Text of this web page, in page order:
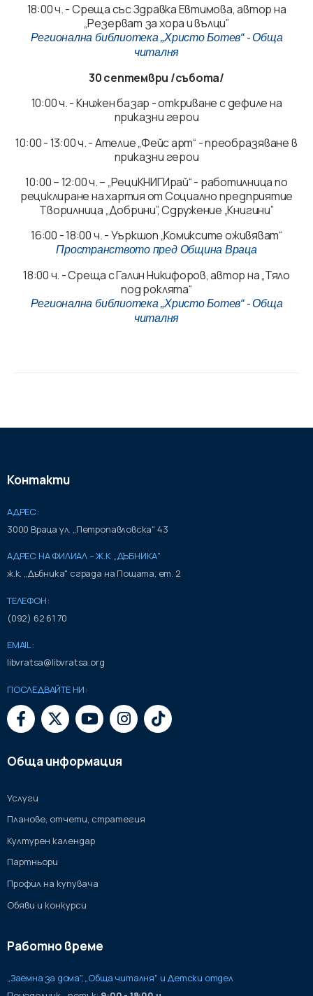
18:00 ч. - Среща със Здравка Евтимова, автор на
„Резерват за хора и вълци”
Регионална библиотека „Христо Ботев“ - Обща
читалня
30 септември /събота/
10:00 ч. - Книжен базар - откриване с дефиле на
приказни герои
10:00 - 13:00 ч. - Ателие „Фейс арт“ - преобразяване в
приказни герои
10:00 – 12:00 ч. – „РециКНИГИрай“ - работилница по
рециклиране на хартия от Социално предприятие
Творилница „Добрини”, Сдружение „Книгини”
16:00 - 18:00 ч. - Уъркшоп „Комиксите оживяват“
Пространството пред Община Враца
18:00 ч. - Среща с Галин Никифоров, автор на „Тяло
под роклята“
Регионална библиотека „Христо Ботев“ - Обща
читалня
Контакти
АДРЕС:
3000 Враца ул. „Петропавловска" 43
АДРЕС НА ФИЛИАЛ – Ж.К „ДЪБНИКА"
ж.к. „Дъбника" сграда на Пощата, ет. 2
ТЕЛЕФОН:
(092) 62 61 70
EMAIL:
libvratsa@libvratsa.org
ПОСЛЕДВАЙТЕ НИ:
Обща информация
Услуги
Планове, отчети, стратегия
Културен календар
Партньори
Профил на купувача
Обяви и конкурси
Работно време
„Заемна за дома", „Обща читалня" и Детски отдел